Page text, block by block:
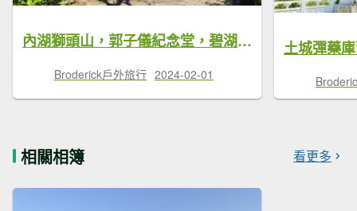
內湖獅頭山，郭子儀紀念堂，碧湖公園環山步道，樹梅古道，大港墘公園，明美公園
Broderick戶外旅行 2024-02-01
相關相簿 看更多